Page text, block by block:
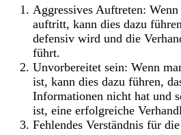
Aggressives Auftreten:
auftritt, kann dies dazu
defensiv wird und die
führt.
Unvorbereitet sein: Wenn
ist, kann dies dazu führen,
Informationen nicht hat und
ist, eine erfolgreiche
Fehlendes Verständnis für